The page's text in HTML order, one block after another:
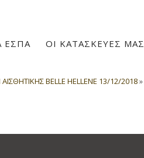
ΕΣΠΑ ΟΙ ΚΑΤΑΣΚΕΥΕΣ ΜΑΣ
BELLE HELLENE 13/12/2018»